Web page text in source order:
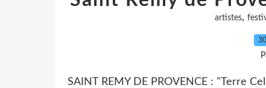
artistes,
SAINT REMY DE PROVENCE : "Terre